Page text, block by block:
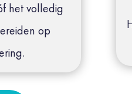
het volledig
op